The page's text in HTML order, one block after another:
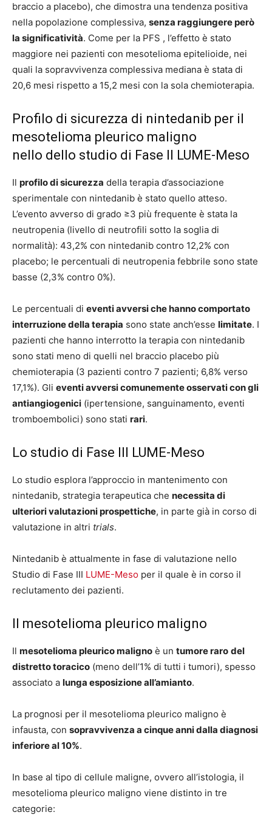
braccio a placebo), che dimostra una tendenza positiva
nella popolazione complessiva, senza raggiungere però
la significatività. Come per la PFS , l’effetto è stato
maggiore nei pazienti con mesotelioma epitelioide, nei
quali la sopravvivenza complessiva mediana è stata di
20,6 mesi rispetto a 15,2 mesi con la sola chemioterapia.
Profilo di sicurezza di nintedanib per il
mesotelioma pleurico maligno
nello dello studio di Fase II LUME-Meso
Il profilo di sicurezza della terapia d’associazione
sperimentale con nintedanib è stato quello atteso.
L’evento avverso di grado ≥3 più frequente è stata la
neutropenia (livello di neutrofili sotto la soglia di
normalità): 43,2% con nintedanib contro 12,2% con
placebo; le percentuali di neutropenia febbrile sono state
basse (2,3% contro 0%).
Le percentuali di eventi avversi che hanno comportato
interruzione della terapia sono state anch’esse limitate. I
pazienti che hanno interrotto la terapia con nintedanib
sono stati meno di quelli nel braccio placebo più
chemioterapia (3 pazienti contro 7 pazienti; 6,8% verso
17,1%). Gli eventi avversi comunemente osservati con gli
antiangiogenici (ipertensione, sanguinamento, eventi
tromboembolici) sono stati rari.
Lo studio di Fase III LUME-Meso
Lo studio esplora l’approccio in mantenimento con
nintedanib, strategia terapeutica che necessita di
ulteriori valutazioni prospettiche, in parte già in corso di
valutazione in altri trials.
Nintedanib è attualmente in fase di valutazione nello
Studio di Fase III LUME-Meso per il quale è in corso il
reclutamento dei pazienti.
Il mesotelioma pleurico maligno
Il mesotelioma pleurico maligno è un tumore raro del
distretto toracico (meno dell’1% di tutti i tumori), spesso
associato a lunga esposizione all’amianto.
La prognosi per il mesotelioma pleurico maligno è
infausta, con sopravvivenza a cinque anni dalla diagnosi
inferiore al 10%.
In base al tipo di cellule maligne, ovvero all’istologia, il
mesotelioma pleurico maligno viene distinto in tre
categorie: